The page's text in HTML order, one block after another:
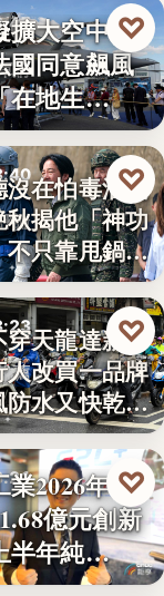
購
擴大空中戰
國同意飆風
在地生
機隊規…
♡
論
沒在怕毒油案
秋揭他「神功
不只靠甩鍋盧
♡
薦
穿天龍達新牌
人改買一品牌
防水又快乾、
♡
2026年7月
億元創新
半年純…
♡